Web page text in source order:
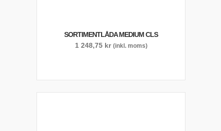
SORTIMENTLÅDA MEDIUM CLS
1 248,75 kr (inkl. moms)